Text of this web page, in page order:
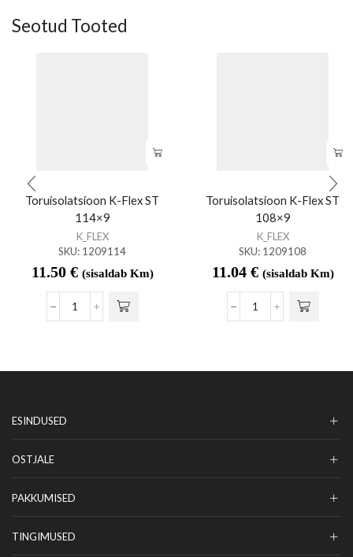
Seotud Tooted
Toruisolatsioon K-Flex ST
114×9
K_FLEX
SKU: 1209114
11.50 € (sisaldab Km)
Toruisolatsioon K-Flex ST
108×9
K_FLEX
SKU: 1209108
11.04 € (sisaldab Km)
ESINDUSED
OSTJALE
PAKKUMISED
TINGIMUSED